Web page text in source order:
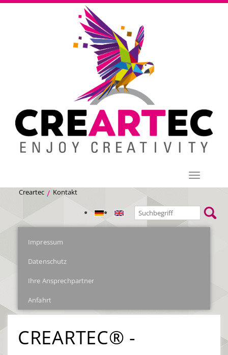
Menü
Creartec Kontakt
Impressum
Datenschutz
Ihre Ansprechpartner
Anfahrt
CREARTEC® -